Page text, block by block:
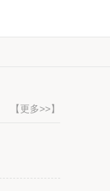
【更多>>】